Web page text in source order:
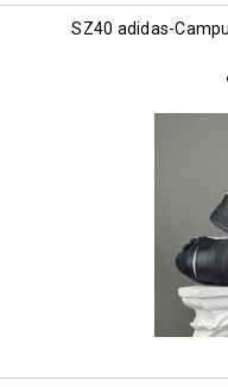
SZ40 adidas-